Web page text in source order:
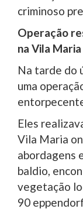
criminoso
Operação
na Vila Maria
Na tarde do
uma
Eles
Vila Maria
abordagens
baldio,
vegetação
90